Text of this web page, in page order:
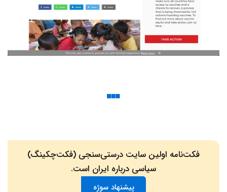
فکت‌نامه اولین سایت درستی‌سنجی (فکت‌چکینگ)
سیاسی درباره ایران است.
پیشنهاد سوژه